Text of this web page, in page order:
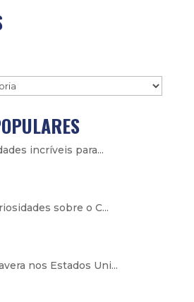
incríveis para...
sobre o C...
nos Estados Uni...